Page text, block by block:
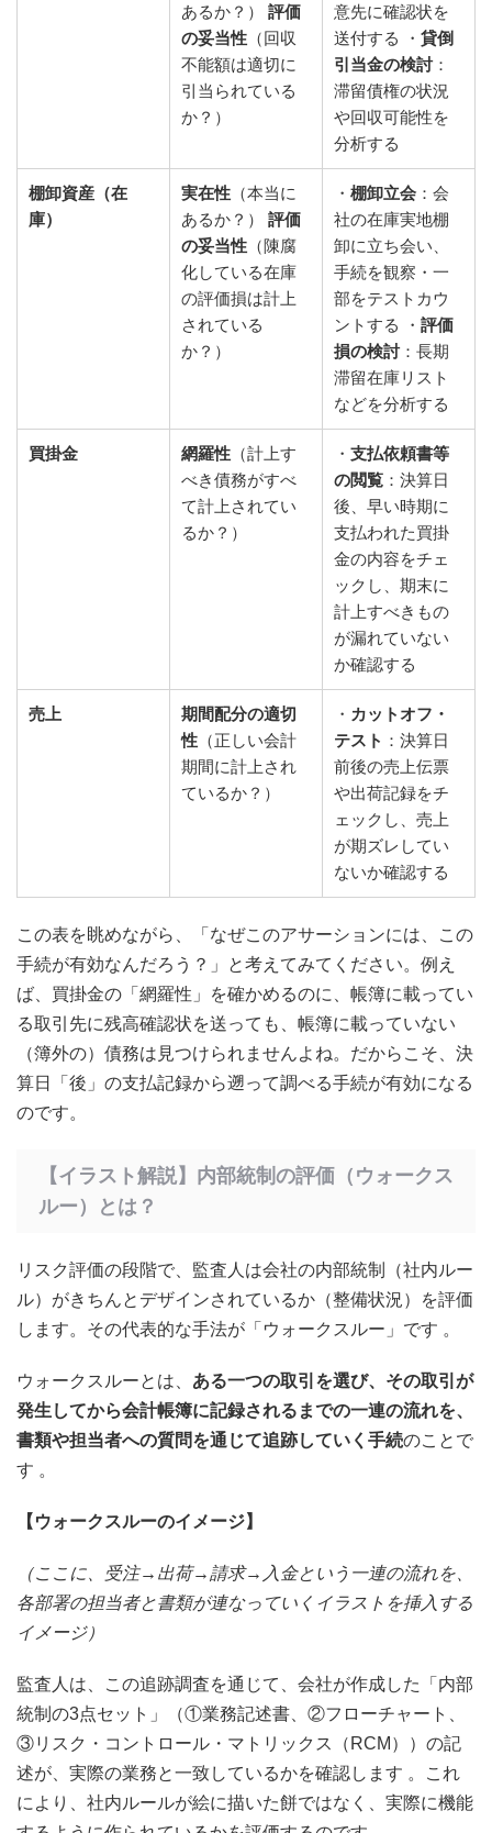
あるか？） 評価
の妥当性 （回収
不能額は適切に
引当られている
か？）
意先に確認状を
送付する ・ 貸倒
引当金の検討：
滞留債権の状況
や回収可能性を
分析する
棚卸資産（在
庫）
実在性 （本当に
あるか？） 評価
の妥当性 （陳腐
化している在庫
の評価損は計上
されている
か？）
・ 棚卸立会 ：会
社の在庫実地棚
卸に立ち会い、
手続を観察・一
部をテストカウ
ントする ・ 評価
損の検討：長期
滞留在庫リスト
などを分析する
買掛金 網羅性 （計上す
べき債務がすべ
て計上されてい
るか？）
・ 支払依頼書等
の閲覧 ：決算日
後、早い時期に
支払われた買掛
金の内容をチェ
ックし、期末に
計上すべきもの
が漏れていない
か確認する
売上
期間配分の適切
性 （正しい会計
期間に計上され
ているか？）
・ カットオフ・
テスト ：決算日
前後の売上伝票
や出荷記録をチ
ェックし、売上
が期ズレしてい
ないか確認する
この表を眺めながら、「なぜこのアサーションには、この
手続が有効なんだろう？」と考えてみてください。例え
ば、買掛金の「網羅性」を確かめるのに、帳簿に載ってい
る取引先に残高確認状を送っても、帳簿に載っていない
（簿外の）債務は見つけられませんよね。だからこそ、決
算日「後」の支払記録から遡って調べる手続が有効になる
のです。
【イラスト解説】内部統制の評価（ウォークス
ルー）とは？
リスク評価の段階で、監査人は会社の内部統制（社内ルー
ル）がきちんとデザインされているか（整備状況）を評価
します。その代表的な手法が「ウォークスルー」です 。
ウォークスルーとは、 ある一つの取引を選び、その取引が
発生してから会計帳簿に記録されるまでの一連の流れを、
書類や担当者への質問を通じて追跡していく手続のことで
す 。
【ウォークスルーのイメージ】
（ここに、受注→出荷→請求→入金という一連の流れを、
各部署の担当者と書類が連なっていくイラストを挿入する
イメージ）
監査人は、この追跡調査を通じて、会社が作成した「内部
統制の3点セット」（①業務記述書、②フローチャート、
③リスク・コントロール・マトリックス（RCM））の記
述が、実際の業務と一致しているかを確認します 。これ
により、社内ルールが絵に描いた餅ではなく、実際に機能